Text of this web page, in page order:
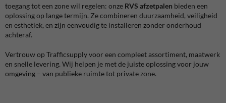
toegang tot een zone wil regelen: onze RVS afzetpalen bieden een
oplossing op lange termijn. Ze combineren duurzaamheid, veiligheid
en esthetiek, en zijn eenvoudig te installeren zonder onderhoud
achteraf.
Vertrouw op Trafficsupply voor een compleet assortiment, maatwerk
en snelle levering. Wij helpen je met de juiste oplossing voor jouw
omgeving – van publieke ruimte tot private zone.